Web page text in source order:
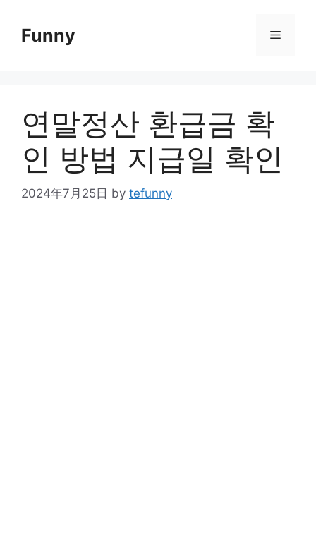
contentFunny Menu
연말정산 환급금 확
인 방법 지급일 확인
2024年7月25日 by tefunny